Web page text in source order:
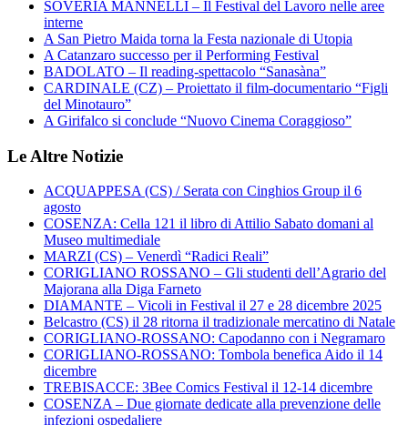
SOVERIA MANNELLI – Il Festival del Lavoro nelle aree
interne
A San Pietro Maida torna la Festa nazionale di Utopia
A Catanzaro successo per il Performing Festival
BADOLATO – Il reading-spettacolo “Sanasàna”
CARDINALE (CZ) – Proiettato il film-documentario “Figli
del Minotauro”
A Girifalco si conclude “Nuovo Cinema Coraggioso”
Le Altre Notizie
ACQUAPPESA (CS) / Serata con Cinghios Group il 6
agosto
COSENZA: Cella 121 il libro di Attilio Sabato domani al
Museo multimediale
MARZI (CS) – Venerdì “Radici Reali”
CORIGLIANO ROSSANO – Gli studenti dell’Agrario del
Majorana alla Diga Farneto
DIAMANTE – Vicoli in Festival il 27 e 28 dicembre 2025
Belcastro (CS) il 28 ritorna il tradizionale mercatino di Natale
CORIGLIANO-ROSSANO: Capodanno con i Negramaro
CORIGLIANO-ROSSANO: Tombola benefica Aido il 14
dicembre
TREBISACCE: 3Bee Comics Festival il 12-14 dicembre
COSENZA – Due giornate dedicate alla prevenzione delle
infezioni ospedaliere